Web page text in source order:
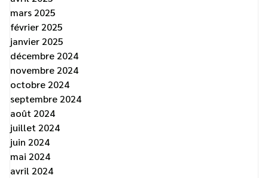
mars 2025
février 2025
janvier 2025
décembre 2024
novembre 2024
octobre 2024
septembre 2024
août 2024
juillet 2024
juin 2024
mai 2024
avril 2024